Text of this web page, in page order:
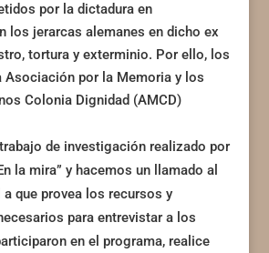
por la dictadura en
los jerarcas alemanes en dicho ex
tortura y exterminio. Por ello, los
Asociación por la Memoria y los
Colonia Dignidad (AMCD)
de investigación realizado por
la mira” y hacemos un llamado al
que provea los recursos y
para entrevistar a los
en el programa, realice